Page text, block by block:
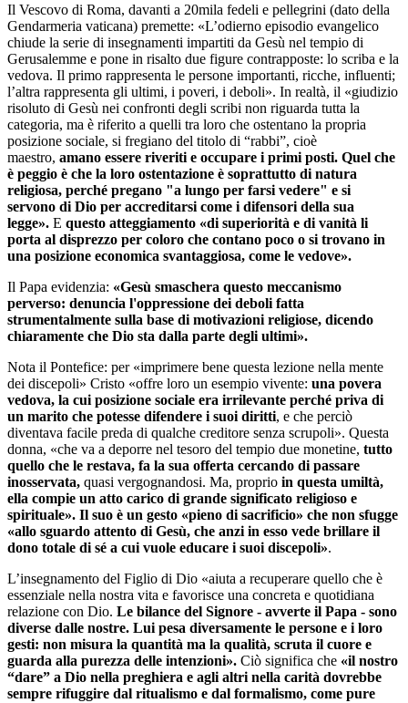
Il Vescovo di Roma, davanti a 20mila fedeli e pellegrini (dato della
Gendarmeria vaticana) premette: «L’odierno episodio evangelico
chiude la serie di insegnamenti impartiti da Gesù nel tempio di
Gerusalemme e pone in risalto due figure contrapposte: lo scriba e la
vedova. Il primo rappresenta le persone importanti, ricche, influenti;
l’altra rappresenta gli ultimi, i poveri, i deboli». In realtà, il «giudizio
risoluto di Gesù nei confronti degli scribi non riguarda tutta la
categoria, ma è riferito a quelli tra loro che ostentano la propria
posizione sociale, si fregiano del titolo di “rabbi”, cioè
maestro, amano essere riveriti e occupare i primi posti. Quel che
è peggio è che la loro ostentazione è soprattutto di natura
religiosa, perché pregano "a lungo per farsi vedere" e si
servono di Dio per accreditarsi come i difensori della sua
legge». E questo atteggiamento «di superiorità e di vanità li
porta al disprezzo per coloro che contano poco o si trovano in
una posizione economica svantaggiosa, come le vedove».
Il Papa evidenzia: «Gesù smaschera questo meccanismo
perverso: denuncia l'oppressione dei deboli fatta
strumentalmente sulla base di motivazioni religiose, dicendo
chiaramente che Dio sta dalla parte degli ultimi».
Nota il Pontefice: per «imprimere bene questa lezione nella mente
dei discepoli» Cristo «offre loro un esempio vivente: una povera
vedova, la cui posizione sociale era irrilevante perché priva di
un marito che potesse difendere i suoi diritti, e che perciò
diventava facile preda di qualche creditore senza scrupoli». Questa
donna, «che va a deporre nel tesoro del tempio due monetine, tutto
quello che le restava, fa la sua offerta cercando di passare
inosservata, quasi vergognandosi. Ma, proprio in questa umiltà,
ella compie un atto carico di grande significato religioso e
spirituale». Il suo è un gesto «pieno di sacrificio» che non sfugge
«allo sguardo attento di Gesù, che anzi in esso vede brillare il
dono totale di sé a cui vuole educare i suoi discepoli».
L’insegnamento del Figlio di Dio «aiuta a recuperare quello che è
essenziale nella nostra vita e favorisce una concreta e quotidiana
relazione con Dio. Le bilance del Signore - avverte il Papa - sono
diverse dalle nostre. Lui pesa diversamente le persone e i loro
gesti: non misura la quantità ma la qualità, scruta il cuore e
guarda alla purezza delle intenzioni». Ciò significa che «il nostro
“dare” a Dio nella preghiera e agli altri nella carità dovrebbe
sempre rifuggire dal ritualismo e dal formalismo, come pure